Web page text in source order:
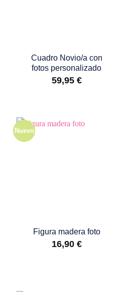
Cuadro Novio/a con
fotos personalizado
59,95 €
Nuevo
Figura madera foto
16,90 €